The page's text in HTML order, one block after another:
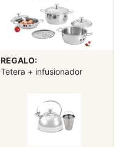
REGALO:
Tetera + infusionador